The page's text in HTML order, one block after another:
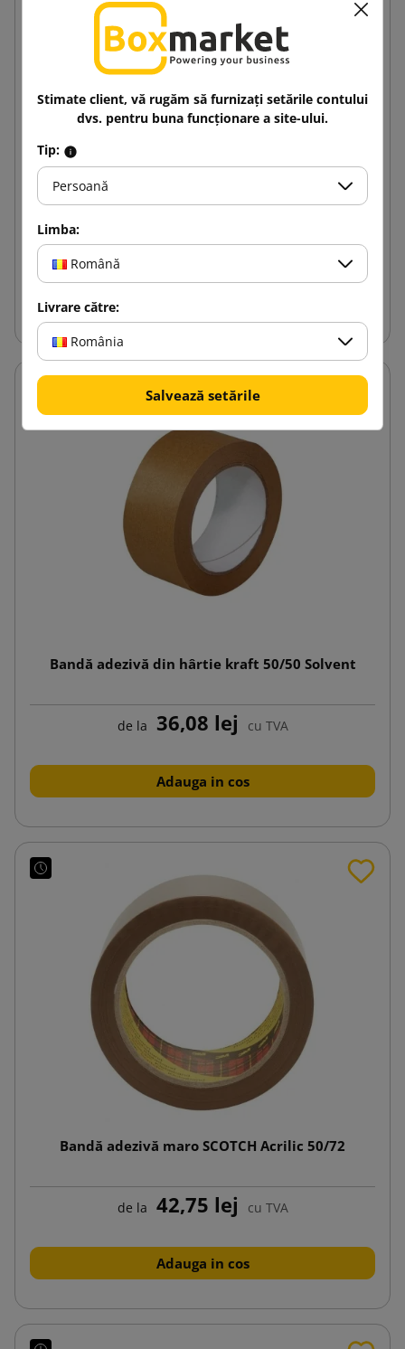
Bandă de hârtie imprimată 3 culori Solvent 50/54
de la 37,26 lej cu TVA
Bandă adezivă din hârtie kraft 50/50 Solvent
de la 36,08 lej cu TVA
Adauga in cos
Bandă adezivă maro SCOTCH Acrilic 50/72
de la 42,75 lej cu TVA
Adauga in cos
Stimate client, vă rugăm să furnizați setările contului
dvs. pentru buna funcționare a site-ului.
Tip:
Persoană
Limba:
Română
Livrare către:
România
Salvează setările